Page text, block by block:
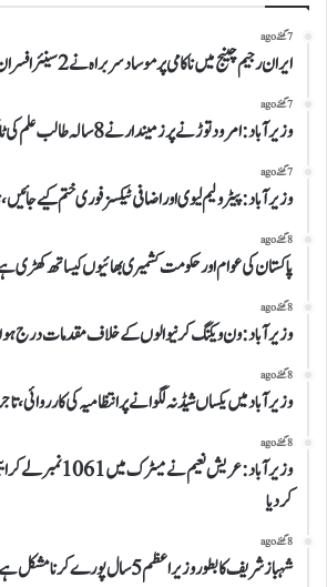
7 گھنٹے ago
ایران رجیم چینج میں ناکامی پر موساد سربراہ نے 2 سینئر افسران کو عہدوں سے ہٹا دیا
7 گھنٹے ago
وزیرآباد:امرود توڑنے پر زمیندار نے 8 سالہ طالب علم کی ٹانگ اور کولہے کی ہڈی توڑ دی
7 گھنٹے ago
وزیرآباد:پیٹرولیم لیوی اوراضافی ٹیکسز فوری ختم کیے
8 گھنٹے ago
پاکستان کی عوام اور حکومت کشمیری بھائیوں کیساتھ کھڑی
8 گھنٹے ago
وزیرآباد:ون ویلنگ کرنیوالوں کے خلاف مقدمات درج
8 گھنٹے ago
وزیرآباد میں یکساں شیڈ نہ لگوانے پر انتظامیہ کی
8 گھنٹے ago
وزیرآباد:عریش نعیم
کردیا
8 گھنٹے ago
شہباز شریف کا بطور وزیراعظم 5 سال پورے کرنا مشکل ہے،بیرسٹر گوہر